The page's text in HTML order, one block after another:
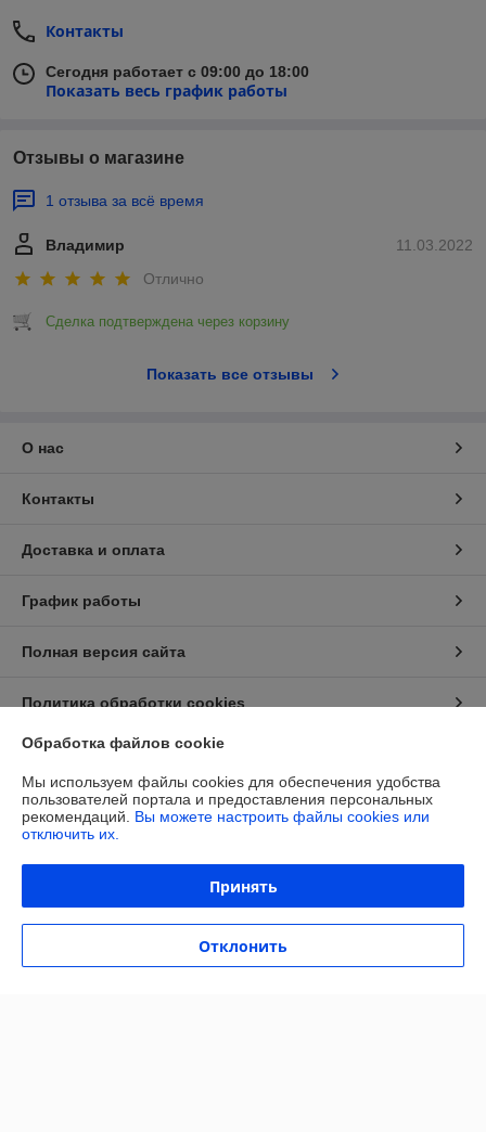
Контакты
Сегодня работает с 09:00 до 18:00
Показать весь график работы
Отзывы о магазине
1 отзыва за всё время
11.03.2022
Владимир
Отлично
Сделка подтверждена через корзину
Показать все отзывы
О нас
Контакты
Доставка и оплата
График работы
Полная версия сайта
Политика обработки cookies
Сайт создан на платформе Deal.by
ОТВЕТСТВЕННОСТЬЮ «МАЙАКС»
225103, Брестская обл., Жабинковский р-н, д. Федьковичи, ул.
Обработка файлов cookie
Мы используем файлы cookies для обеспечения удобства
пользователей портала и предоставления персональных
рекомендаций. Вы можете настроить файлы cookies или
отключить их.
Принять
Отклонить